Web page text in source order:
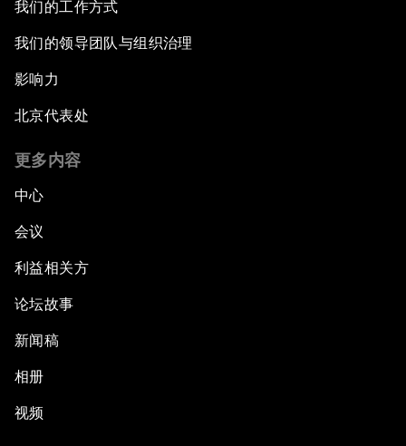
我们的工作方式
我们的领导团队与组织治理
影响力
北京代表处
更多内容
中心
会议
利益相关方
论坛故事
新闻稿
相册
视频